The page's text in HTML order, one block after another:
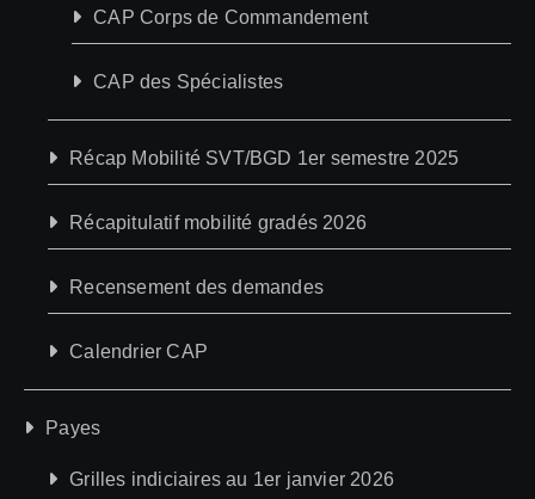
CAP Corps de Commandement
CAP des Spécialistes
Récap Mobilité SVT/BGD 1er semestre 2025
Récapitulatif mobilité gradés 2026
Recensement des demandes
Calendrier CAP
Payes
Grilles indiciaires au 1er janvier 2026